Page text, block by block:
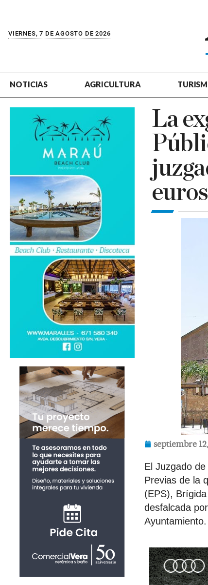
VIERNES, 7 DE AGOSTO DE 2026
NOTICIAS AGRICULTURA
La
euros
septiembre
El Juzgado
Previas de la
(EPS),
desfalcada
Ayuntamiento.